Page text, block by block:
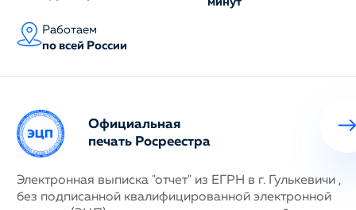
Работаем
по всей России
Официальная
печать Росреестра
Электронная выписка "отчет" из ЕГРН в г. Гулькевичи ,
без подписанной квалифицированной электронной